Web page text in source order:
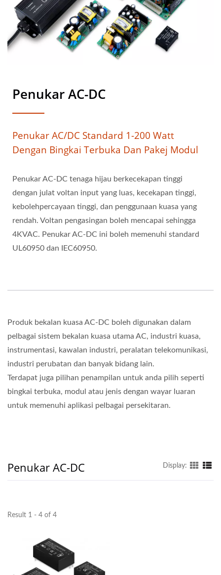
Penukar AC-DC
Penukar AC/DC Standard 1-200 Watt
Dengan Bingkai Terbuka Dan Pakej Modul
Penukar AC-DC tenaga hijau berkecekapan tinggi
dengan julat voltan input yang luas, kecekapan tinggi,
kebolehpercayaan tinggi, dan penggunaan kuasa yang
rendah. Voltan pengasingan boleh mencapai sehingga
4KVAC. Penukar AC-DC ini boleh memenuhi standard
UL60950 dan IEC60950.
Produk bekalan kuasa AC-DC boleh digunakan dalam
pelbagai sistem bekalan kuasa utama AC, industri kuasa,
instrumentasi, kawalan industri, peralatan telekomunikasi,
industri perubatan dan banyak bidang lain.
Terdapat juga pilihan penampilan untuk anda pilih seperti
bingkai terbuka, modul atau jenis dengan wayar luaran
untuk memenuhi aplikasi pelbagai persekitaran.
Penukar AC-DC Display:
Result 1 - 4 of 4